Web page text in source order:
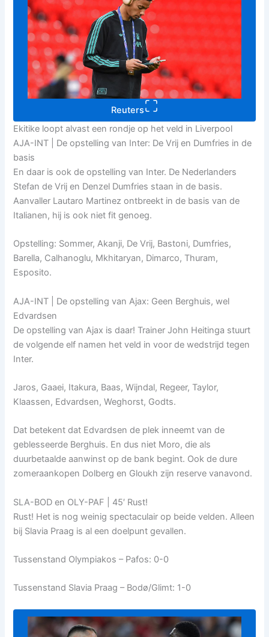
Reuters
Ekitike loopt alvast een rondje op het veld in Liverpool
AJA-INT | De opstelling van Inter: De Vrij en Dumfries in de
basis
En daar is ook de opstelling van Inter. De Nederlanders
Stefan de Vrij en Denzel Dumfries staan in de basis.
Aanvaller Lautaro Martinez ontbreekt in de basis van de
Italianen, hij is ook niet fit genoeg.
Opstelling: Sommer, Akanji, De Vrij, Bastoni, Dumfries,
Barella, Calhanoglu, Mkhitaryan, Dimarco, Thuram,
Esposito.
AJA-INT | De opstelling van Ajax: Geen Berghuis, wel
Edvardsen
De opstelling van Ajax is daar! Trainer John Heitinga stuurt
de volgende elf namen het veld in voor de wedstrijd tegen
Inter.
Jaros, Gaaei, Itakura, Baas, Wijndal, Regeer, Taylor,
Klaassen, Edvardsen, Weghorst, Godts.
Dat betekent dat Edvardsen de plek inneemt van de
geblesseerde Berghuis. En dus niet Moro, die als
duurbetaalde aanwinst op de bank begint. Ook de dure
zomeraankopen Dolberg en Gloukh zijn reserve vanavond.
SLA-BOD en OLY-PAF | 45′ Rust!
Rust! Het is nog weinig spectaculair op beide velden. Alleen
bij Slavia Praag is al een doelpunt gevallen.
Tussenstand Olympiakos – Pafos: 0-0
Tussenstand Slavia Praag – Bodø/Glimt: 1-0